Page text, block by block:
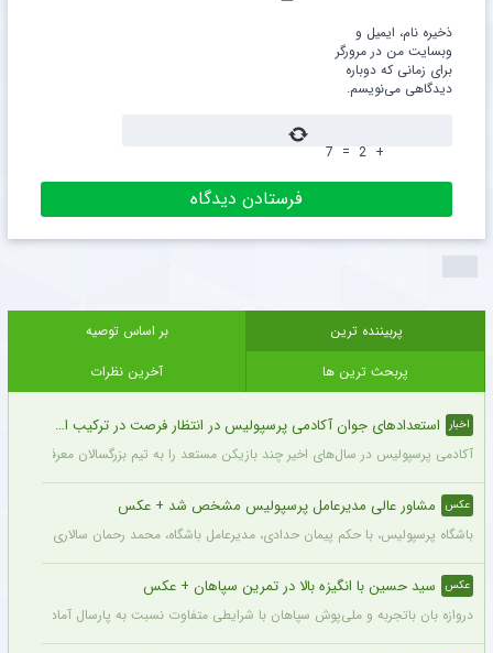
ذخیره نام، ایمیل و
وبسایت من در مرورگر
برای زمانی که دوباره
دیدگاهی می‌نویسم.
+
2
=
7
پربیننده ترین
بر اساس توصیه
پربحث ترین ها
آخرین نظرات
اخبار استعدادهای جوان آکادمی پرسپولیس در انتظار فرصت در ترکیب اصلی
آکادمی پرسپولیس در سال‌های اخیر چند بازیکن مستعد را به تیم بزرگسالان معرفی
عکس مشاور عالی مدیرعامل پرسپولیس مشخص شد + عکس
باشگاه پرسپولیس، با حکم پیمان حدادی، مدیرعامل باشگاه، محمد رحمان سالاری به
عکس سید حسین با انگیزه بالا در تمرین سپاهان + عکس
دروازه بان باتجربه و ملی‌پوش سپاهان با شرایطی متفاوت نسبت به پارسال آماده شروع